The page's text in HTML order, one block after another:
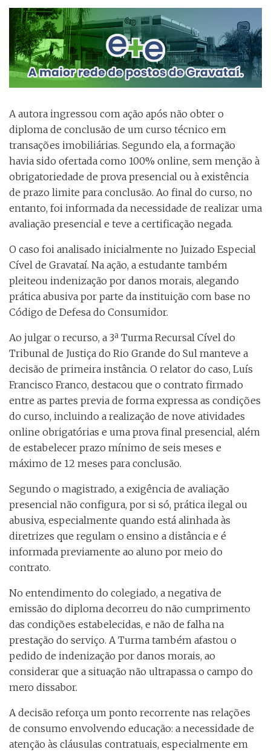
A autora ingressou com ação após não obter o
diploma de conclusão de um curso técnico em
transações imobiliárias. Segundo ela, a formação
havia sido ofertada como 100% online, sem menção à
obrigatoriedade de prova presencial ou à existência
de prazo limite para conclusão. Ao final do curso, no
entanto, foi informada da necessidade de realizar uma
avaliação presencial e teve a certificação negada.
O caso foi analisado inicialmente no Juizado Especial
Cível de Gravataí. Na ação, a estudante também
pleiteou indenização por danos morais, alegando
prática abusiva por parte da instituição com base no
Código de Defesa do Consumidor.
Ao julgar o recurso, a 3ª Turma Recursal Cível do
Tribunal de Justiça do Rio Grande do Sul manteve a
decisão de primeira instância. O relator do caso, Luís
Francisco Franco, destacou que o contrato firmado
entre as partes previa de forma expressa as condições
do curso, incluindo a realização de nove atividades
online obrigatórias e uma prova final presencial, além
de estabelecer prazo mínimo de seis meses e
máximo de 12 meses para conclusão.
Segundo o magistrado, a exigência de avaliação
presencial não configura, por si só, prática ilegal ou
abusiva, especialmente quando está alinhada às
diretrizes que regulam o ensino a distância e é
informada previamente ao aluno por meio do
contrato.
No entendimento do colegiado, a negativa de
emissão do diploma decorreu do não cumprimento
das condições estabelecidas, e não de falha na
prestação do serviço. A Turma também afastou o
pedido de indenização por danos morais, ao
considerar que a situação não ultrapassa o campo do
mero dissabor.
A decisão reforça um ponto recorrente nas relações
de consumo envolvendo educação: a necessidade de
atenção às cláusulas contratuais, especialmente em